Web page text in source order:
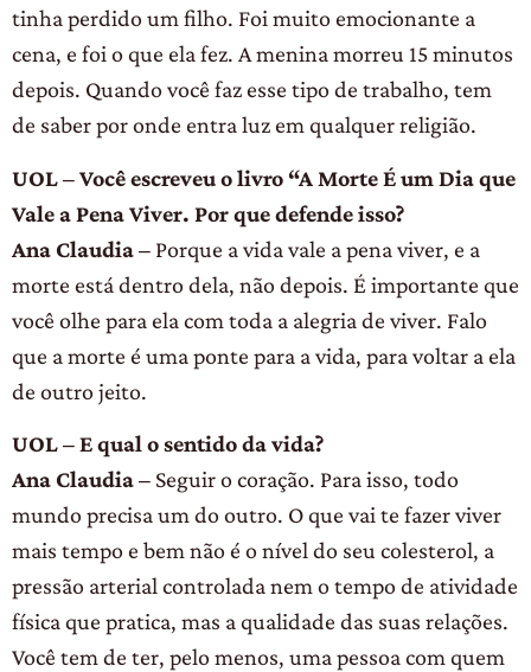
tinha perdido um filho. Foi muito emocionante a
cena, e foi o que ela fez. A menina morreu 15 minutos
depois. Quando você faz esse tipo de trabalho, tem
de saber por onde entra luz em qualquer religião.
UOL – Você escreveu o livro “A Morte É um Dia que
Vale a Pena Viver. Por que defende isso?
Ana Claudia – Porque a vida vale a pena viver, e a
morte está dentro dela, não depois. É importante que
você olhe para ela com toda a alegria de viver. Falo
que a morte é uma ponte para a vida, para voltar a ela
de outro jeito.
UOL – E qual o sentido da vida?
Ana Claudia – Seguir o coração. Para isso, todo
mundo precisa um do outro. O que vai te fazer viver
mais tempo e bem não é o nível do seu colesterol, a
pressão arterial controlada nem o tempo de atividade
física que pratica, mas a qualidade das suas relações.
Você tem de ter, pelo menos, uma pessoa com quem